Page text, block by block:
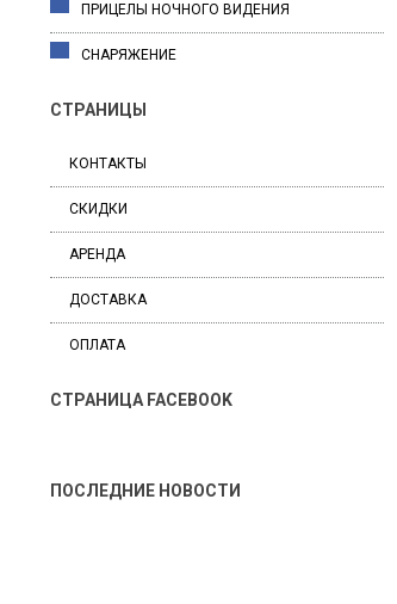
ПРИЦЕЛЫ НОЧНОГО ВИДЕНИЯ
СНАРЯЖЕНИЕ
СТРАНИЦЫ
КОНТАКТЫ
СКИДКИ
АРЕНДА
ДОСТАВКА
ОПЛАТА
СТРАНИЦА FACEBOOK
ПОСЛЕДНИЕ НОВОСТИ